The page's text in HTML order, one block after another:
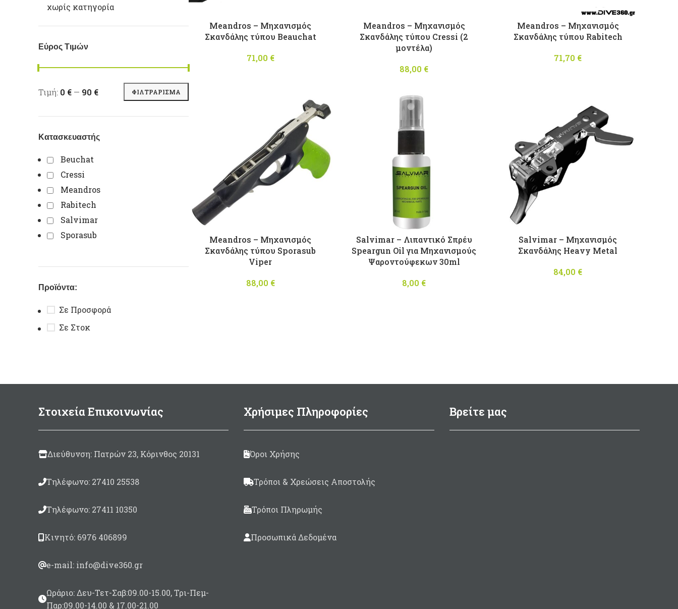
χωρίς κατηγορία
Εύρος Τιμών
Ελάχιστη τιμή
Μέγιστη τιμή ΦΙΛΤΡΆΡΙΣΜΑ
Τιμή: 0 € — 90 €
Κατασκευαστής
Beuchat
Cressi
Meandros
Rabitech
Salvimar
Sporasub
Προϊόντα:
Σε Προσφορά
Σε Στοκ
Meandros – Mηχανισμός
Σκανδάλης τύπου Beauchat
71,00 €
Meandros – Mηχανισμός
Σκανδάλης τύπου Cressi (2
μοντέλα)
88,00 €
Meandros – Mηχανισμός
Σκανδάλης τύπου Rabitech
71,70 €
Meandros – Mηχανισμός
Σκανδάλης τύπου Sporasub
Viper
88,00 €
Salvimar – Λιπαντικό Σπρέυ
Speargun Oil για Μηχανισμούς
Ψαροντούφεκων 30ml
8,00 €
Salvimar – Μηχανισμός
Σκανδάλης Heavy Metal
84,00 €
Στοιχεία Επικοινωνίας
Διεύθυνση: Πατρών 23, Κόρινθος 20131
Τηλέφωνο: 27410 25538
Τηλέφωνο: 27411 10350
Κινητό: 6976 406899
e-mail: info@dive360.gr
Ωράριο: Δευ-Τετ-Σαβ:09.00-15.00, Τρι-Πεμ-
Παρ:09.00-14.00 & 17.00-21.00
Χρήσιμες Πληροφορίες
Όροι Χρήσης
Τρόποι & Χρεώσεις Αποστολής
Τρόποι Πληρωμής
Προσωπικά Δεδομένα
Βρείτε μας